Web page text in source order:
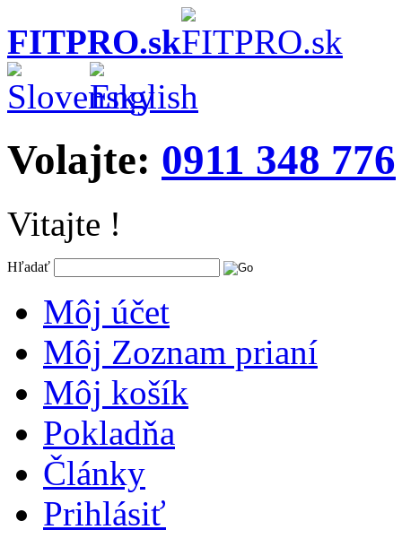
FITPRO.sk
Volajte: 0911 348 776
Vitajte !
Hľadať
Môj účet
Môj Zoznam prianí
Môj košík
Pokladňa
Články
Prihlásiť